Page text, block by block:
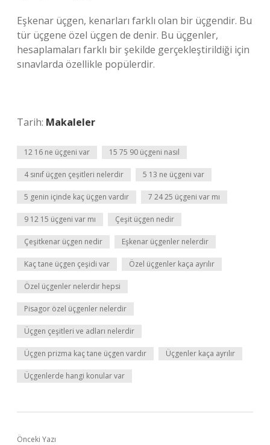
Eşkenar üçgen, kenarları farklı olan bir üçgendir. Bu
tür üçgene özel üçgen de denir. Bu üçgenler,
hesaplamaları farklı bir şekilde gerçekleştirildiği için
sınavlarda özellikle popülerdir.
Tarih: Makaleler
12 16 ne üçgeni var 15 75 90 üçgeni nasıl
4 sınıf üçgen çeşitleri nelerdir 5 13 ne üçgeni var
5 genin içinde kaç üçgen vardır 7 24 25 üçgeni var mı
9 12 15 üçgeni var mı Çeşit üçgen nedir
Çeşitkenar üçgen nedir Eşkenar üçgenler nelerdir
Kaç tane üçgen çeşidi var Özel üçgenler kaça ayrılır
Özel üçgenler nelerdir hepsi
Pisagor özel üçgenler nelerdir
Üçgen çeşitleri ve adları nelerdir
Üçgen prizma kaç tane üçgen vardır Üçgenler kaça ayrılır
Üçgenlerde hangi konular var
Önceki Yazı